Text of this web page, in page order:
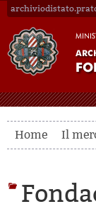
Home Il